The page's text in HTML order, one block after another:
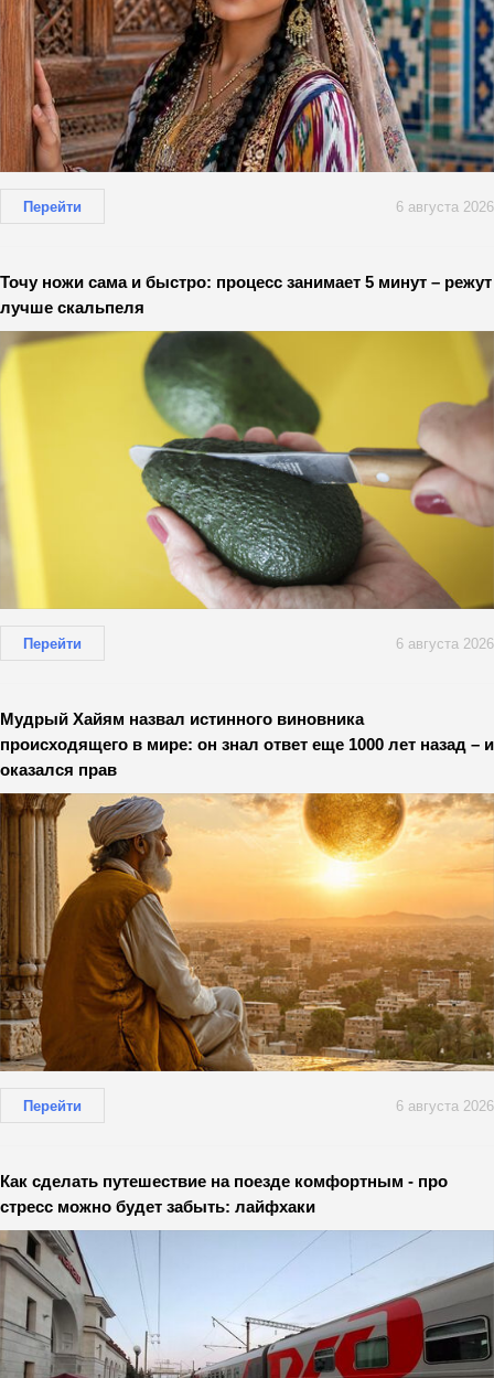
Перейти 6 августа 2026
Точу ножи сама и быстро: процесс занимает 5 минут – режут
лучше скальпеля
Перейти 6 августа 2026
Мудрый Хайям назвал истинного виновника
происходящего в мире: он знал ответ еще 1000 лет назад – и
оказался прав
Перейти 6 августа 2026
Как сделать путешествие на поезде комфортным - про
стресс можно будет забыть: лайфхаки